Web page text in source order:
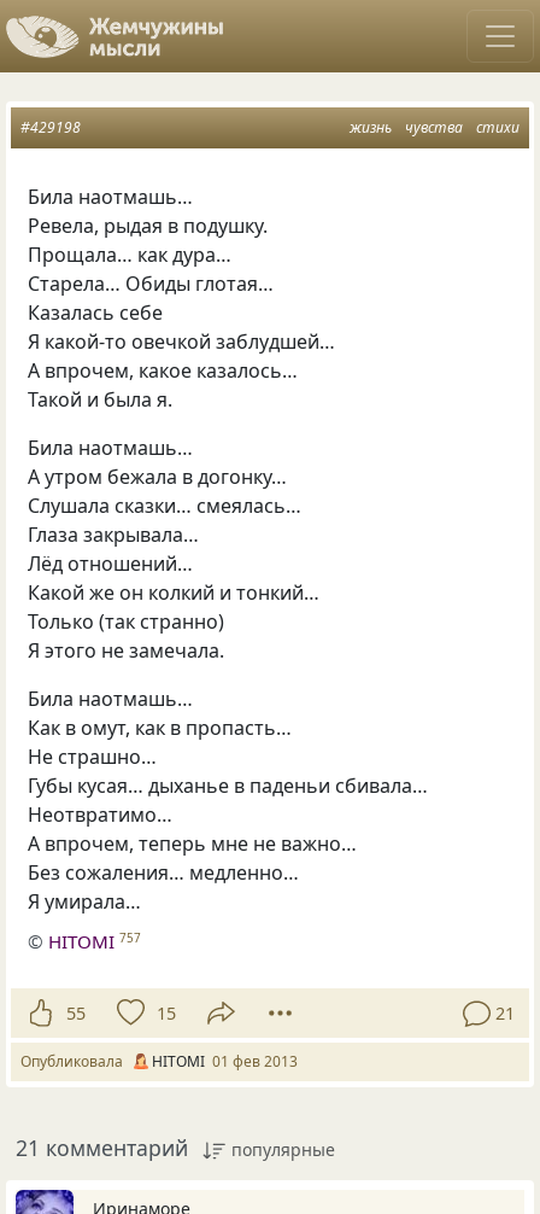
жизнь чувства стихи
#429198
Била наотмашь…
Ревела, рыдая в подушку.
Прощала… как дура…
Старела… Обиды глотая…
Казалась себе
Я какой-то овечкой заблудшей…
А впрочем, какое казалось…
Такой и была я.
Била наотмашь…
А утром бежала в догонку…
Слушала сказки… смеялась…
Глаза закрывала…
Лёд отношений…
Какой же он колкий и тонкий…
Только (так странно)
Я этого не замечала.
Била наотмашь…
Как в омут, как в пропасть…
Не страшно…
Губы кусая… дыханье в паденьи сбивала…
Неотвратимо…
А впрочем, теперь мне не важно…
Без сожаления… медленно…
Я умирала…
© HITOMI 757
55 15 21
Опубликовала HITOMI 01 фев 2013
21 комментарий популярные
Иринаморе